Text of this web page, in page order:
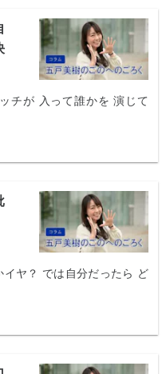
チが 入って誰かを 演じて
イヤ？ では自分だったら ど